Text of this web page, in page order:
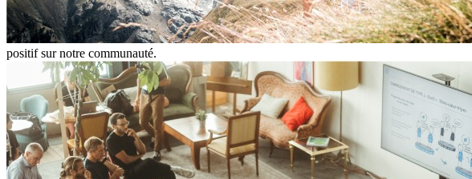
positif sur notre communauté.